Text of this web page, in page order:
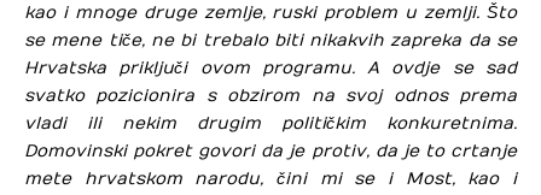
kao i mnoge druge zemlje, ruski problem u zemlji. Što
se mene tiče, ne bi trebalo biti nikakvih zapreka da se
Hrvatska priključi ovom programu. A ovdje se sad
svatko pozicionira s obzirom na svoj odnos prema
vladi ili nekim drugim političkim konkuretnima.
Domovinski pokret govori da je protiv, da je to crtanje
mete hrvatskom narodu, čini mi se i Most, kao i